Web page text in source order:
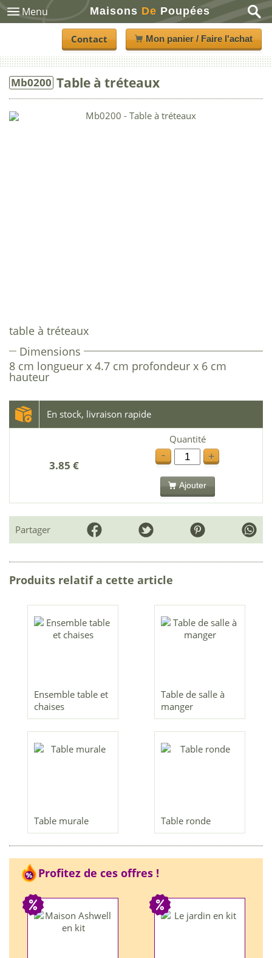
Menu Maisons De Poupées
Contact Mon panier / Faire l'achat
Mb0200 Table à tréteaux
table à tréteaux
Dimensions
8 cm longueur x 4.7 cm profondeur x 6 cm
hauteur
En stock, livraison rapide
3.85 €
Quantité
-
+
Ajouter
Partager
Produits relatif a cette article
Ensemble table et
chaises
Table de salle à
manger
Table murale Table ronde
Profitez de ces offres !